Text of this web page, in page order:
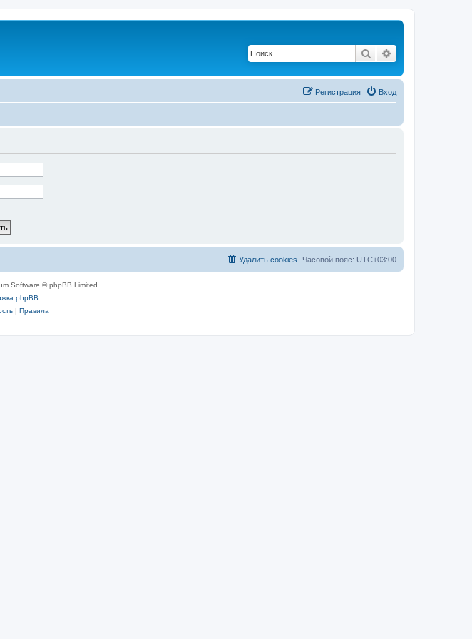
Поиск
Вход
Регистрация
Часовой пояс: UTC+03:00
Удалить cookies
Software © phpBB Limited
phpBB
| Правила